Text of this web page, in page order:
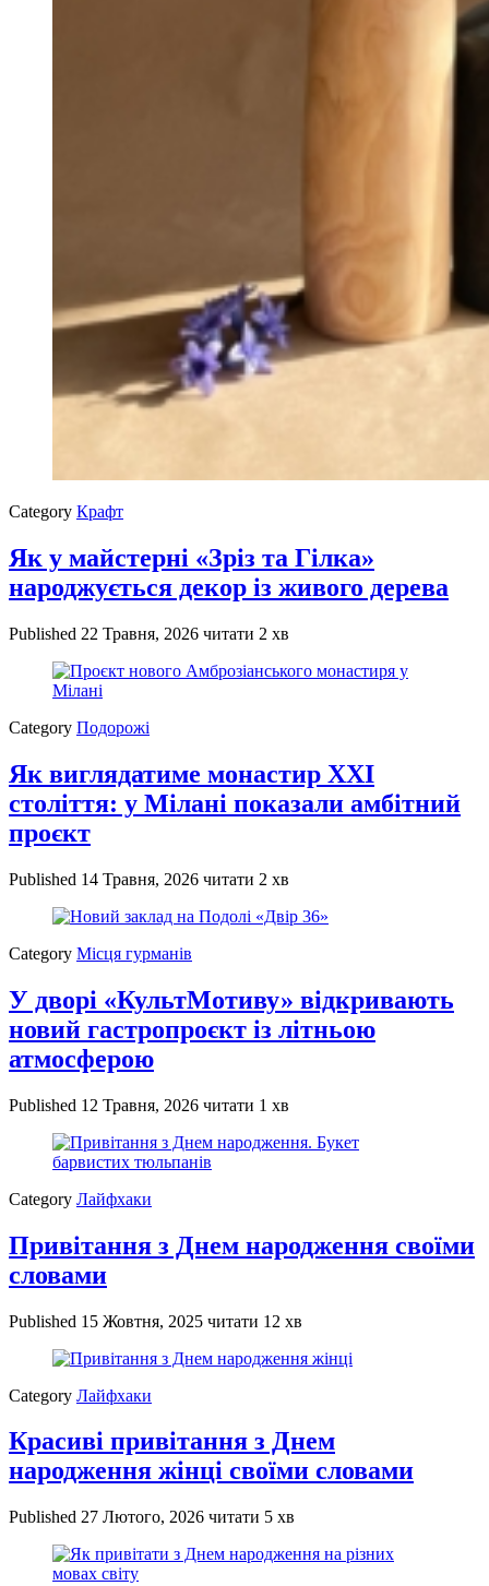
Category Крафт
Як у майстерні «Зріз та Гілка»
народжується декор із живого дерева
Published 22 Травня, 2026 читати 2 хв
Category Подорожі
Як виглядатиме монастир XXI
століття: у Мілані показали амбітний
проєкт
Published 14 Травня, 2026 читати 2 хв
Category Місця гурманів
У дворі «КультМотиву» відкривають
новий гастропроєкт із літньою
атмосферою
Published 12 Травня, 2026 читати 1 хв
Category Лайфхаки
Привітання з Днем народження своїми
словами
Published 15 Жовтня, 2025 читати 12 хв
Category Лайфхаки
Красиві привітання з Днем
народження жінці своїми словами
Published 27 Лютого, 2026 читати 5 хв